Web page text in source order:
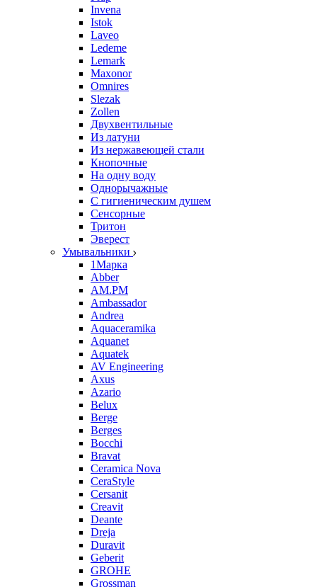
Invena
Istok
Laveo
Ledeme
Lemark
Maxonor
Omnires
Slezak
Zollen
Двухвентильные
Из латуни
Из нержавеющей стали
Кнопочные
На одну воду
Однорычажные
С гигиеническим душем
Сенсорные
Тритон
Эверест
Умывальники
1Марка
Abber
AM.PM
Ambassador
Andrea
Aquaceramika
Aquanet
Aquatek
AV Engineering
Axus
Azario
Belux
Berge
Berges
Bocchi
Bravat
Ceramica Nova
CeraStyle
Cersanit
Creavit
Deante
Dreja
Duravit
Geberit
GROHE
Grossman